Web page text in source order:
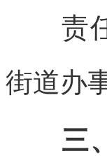
责任
街道办
三